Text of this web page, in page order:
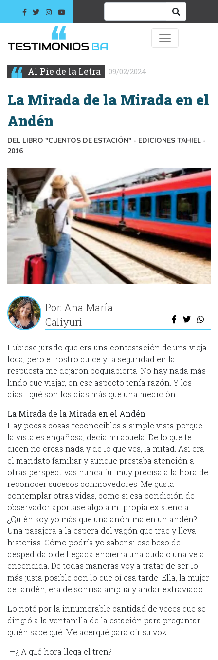
Al Pie de la Letra 09/02/2024
La Mirada de la Mirada en el
Andén
DEL LIBRO "CUENTOS DE ESTACIÓN" - EDICIONES TAHIEL -
2016
Por: Ana María
Caliyuri
Hubiese jurado que era una contestación de una vieja
loca, pero el rostro dulce y la seguridad en la
respuesta me dejaron boquiabierta. No hay nada más
lindo que viajar, en ese aspecto tenía razón. Y los
días… qué son los días más que una medición.
La Mirada de la Mirada en el Andén
Hay pocas cosas reconocibles a simple vista porque
la vista es engañosa, decía mi abuela. De lo que te
dicen no creas nada y de lo que ves, la mitad. Así era
el mandato familiar y aunque prestaba atención a
otras perspectivas nunca fui muy precisa a la hora de
reconocer sucesos conmovedores. Me gusta
contemplar otras vidas, como si esa condición de
observador aportase algo a mi propia existencia.
¿Quién soy yo más que una anónima en un andén?
Una pasajera a la espera del vagón que trae y lleva
historias. Cómo podría yo saber si ese beso de
despedida o de llegada encierra una duda o una vela
encendida. De todas maneras voy a tratar de ser lo
más justa posible con lo que oí esa tarde. Ella, la mujer
del andén, era de sonrisa amplia y andar extraviado.
Lo noté por la innumerable cantidad de veces que se
dirigió a la ventanilla de la estación para preguntar
quién sabe qué. Me acerqué para oír su voz.
—¿ A qué hora llega el tren?